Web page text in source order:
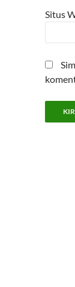
Situs